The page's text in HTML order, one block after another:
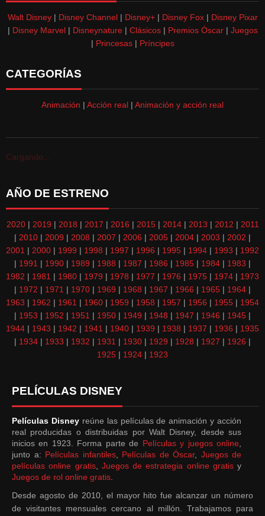
Walt Disney| Disney Channel| Disney+| Disney Fox| Disney Pixar
| Disney Marvel| Disneynature| Clásicos| Premios Óscar| Juegos
| Princesas| Príncipes
CATEGORÍAS
Animación | Acción real | Animación y acción real
Cargando...
AÑO DE ESTRENO
2020| 2019 | 2018 | 2017 | 2016 | 2015| 2014| 2013 | 2012 | 2011
| 2010 | 2009 | 2008 | 2007 | 2006 | 2005 | 2004 | 2003 | 2002 |
2001 | 2000 | 1999 | 1998 | 1997 | 1996 | 1995 | 1994 | 1993 | 1992
| 1991 | 1990 | 1989 | 1988 | 1987 | 1986 | 1985 | 1984 | 1983 |
1982 | 1981 | 1980 | 1979 | 1978 | 1977 | 1976 | 1975 | 1974 | 1973
| 1972 | 1971 | 1970 | 1969 | 1968 | 1967 | 1966 | 1965 | 1964 |
1963 | 1962 | 1961 | 1960 | 1959 | 1958 | 1957 | 1956 | 1955 | 1954
| 1953 | 1952 | 1951 | 1950 | 1949 | 1948 | 1947 | 1946 | 1945 |
1944 | 1943 | 1942 | 1941 | 1940 | 1939 | 1938 | 1937 | 1936 | 1935
| 1934 | 1933 | 1932 | 1931 | 1930 | 1929 | 1928 | 1927 | 1926 |
1925 | 1924 | 1923
PELÍCULAS DISNEY
Películas Disneyreúne las películas de animación y acción
real producidas o distribuidas por Walt Disney, desde sus
inicios en 1923. Forma parte de Películas y juegos online
junto a: Películas infantiles, Películas de Óscar, Juegos de
películas online gratis, Juegos de estrategia online gratisy
Juegos de rol online gratis
Desde agosto de 2010, el mayor hito fue alcanzar un número
de visitantes mensuales cercano al millón. Trabajamos para